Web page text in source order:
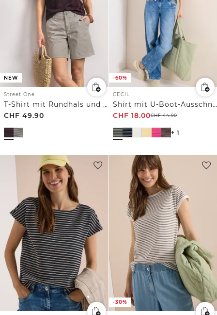
NEW
Street One
T-Shirt mit Rundhals und Print
CHF 49.90
-60%
CECIL
Shirt mit U-Boot-Ausschnitt und Streifen
CHF 18.00CHF44.90
+ 1
-30%